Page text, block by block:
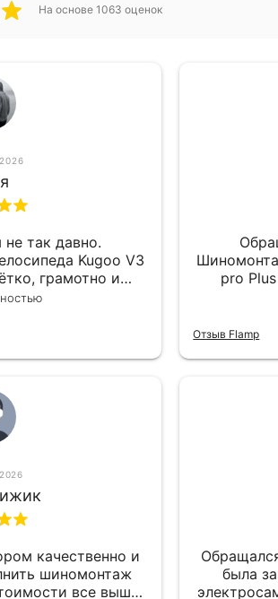
На основе 1063 оценок
так давно.
Kugoo V3
грамотно и
Всё сделано
pro
Отзыв Flamp
качественно и
шиномонтаж
все вышло
была